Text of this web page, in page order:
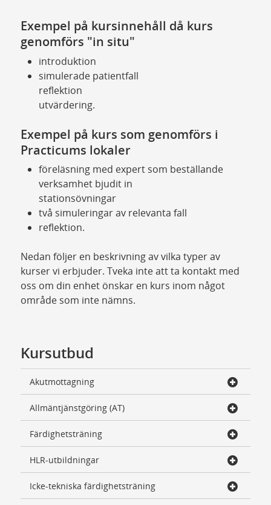
Exempel på kursinnehåll då kurs
genomförs "in situ"
introduktion
simulerade patientfall
reflektion
utvärdering.
Exempel på kurs som genomförs i
Practicums lokaler
föreläsning med expert som beställande
verksamhet bjudit in
stationsövningar
två simuleringar av relevanta fall
reflektion.
Nedan följer en beskrivning av vilka typer av
kurser vi erbjuder. Tveka inte att ta kontakt med
oss om din enhet önskar en kurs inom något
område som inte nämns.
Kursutbud
Akutmottagning
Allmäntjänstgöring (AT)
Färdighetsträning
HLR-utbildningar
Icke-tekniska färdighetsträning